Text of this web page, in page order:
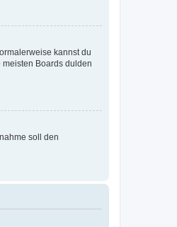
kannst du
Boards dulden
soll den